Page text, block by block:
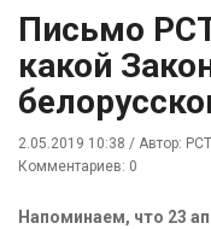
Письмо
какой
2.05.2019 10:38 / Автор:
Комментариев: 0
Напоминаем, что 23